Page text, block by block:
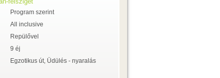
Program szerint
All inclusive
Repülővel
9 éj
Egzotikus út, Üdülés - nyaralás